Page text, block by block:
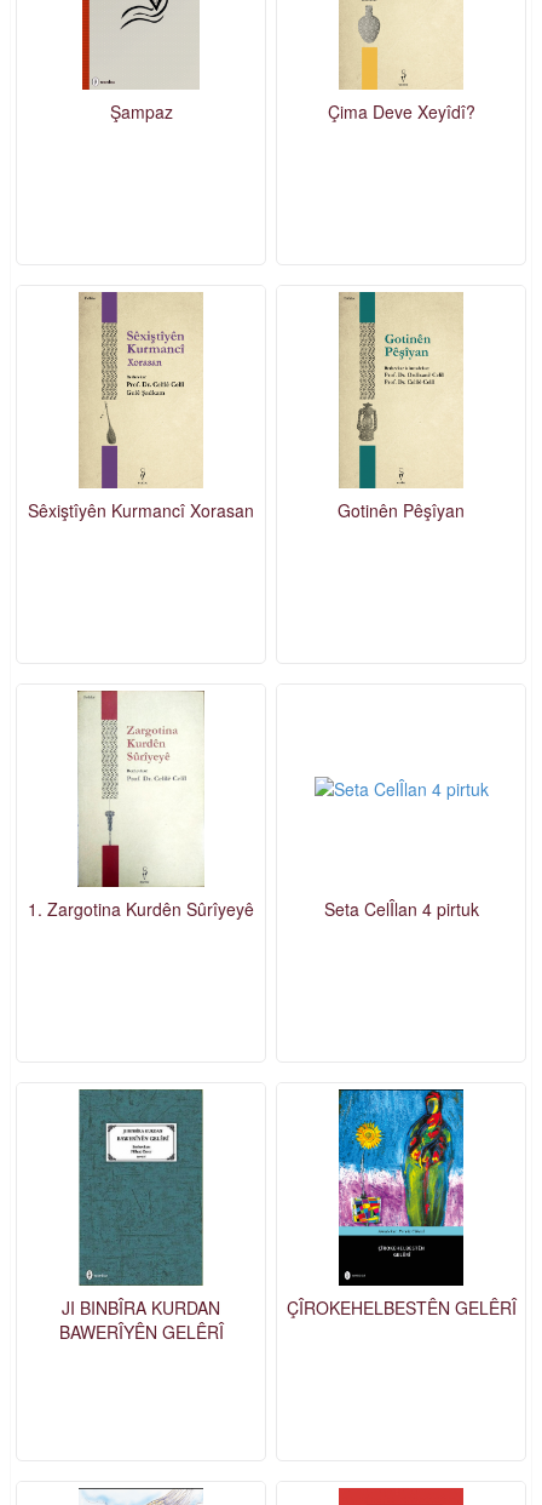
Şampaz Çima Deve Xeyîdî?
Sêxiştîyên Kurmancî Xorasan Gotinên Pêşîyan
1. Zargotina Kurdên Sûrîyeyê Seta CelÎlan 4 pirtuk
JI BINBÎRA KURDAN
BAWERÎYÊN GELÊRÎ
ÇÎROKEHELBESTÊN GELÊRÎ